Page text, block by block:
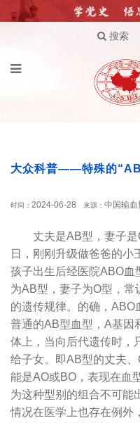
搜索
大众科普——特殊的
时间： 2024-06-28 来源： 中国输血
丈夫是AB型，妻子是
日，刚刚升级做爸爸的小
孩子出生后经医院ABO血
为AB型，妻子为O型，
的遗传规律。的确，ABO
普通的AB型血型，A基因
体上，当向后代遗传时，
给子女。即AB型的丈夫
能是AO或BO，表现在血
为这种型别的组合不可能
情况在医学上也存在例外